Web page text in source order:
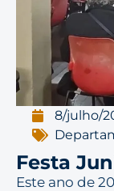
8/julho/
Festa
Este ano de